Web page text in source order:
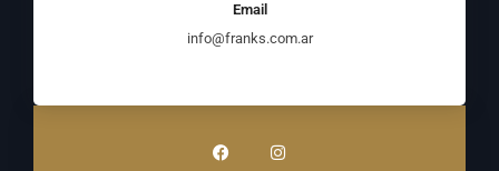
F
c
e
I
s
t
Email
info@franks.com.ar